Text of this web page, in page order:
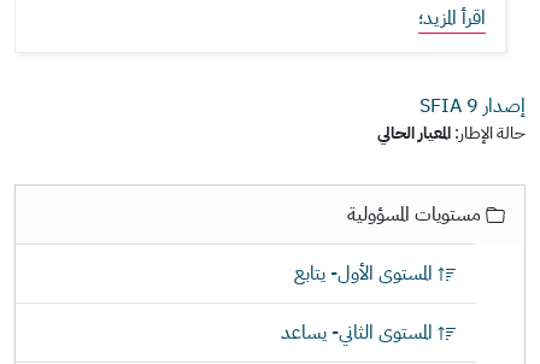
اقرأ المزيد؛
إصدار SFIA 9
حالة الإطار:المعيار الحالي
مستويات المسؤولية
المستوى الأول- يتابع
المستوى الثاني- يساعد